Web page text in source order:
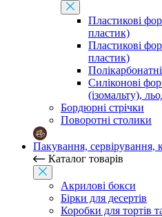
Пластикові
пластик)
Пластикові
пластик)
Силіконові
(ізомальту),
Бордюрні стрічки
Поворотні столики
Пакування, сервірування,
Каталог товарів
Акрилові бокси
Бірки для десертів
Коробки для тортів